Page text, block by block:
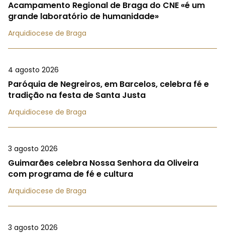
Acampamento Regional de Braga do CNE «é um
grande laboratório de humanidade»
Arquidiocese de Braga
4 agosto 2026
Paróquia de Negreiros, em Barcelos, celebra fé e
tradição na festa de Santa Justa
Arquidiocese de Braga
3 agosto 2026
Guimarães celebra Nossa Senhora da Oliveira
com programa de fé e cultura
Arquidiocese de Braga
3 agosto 2026